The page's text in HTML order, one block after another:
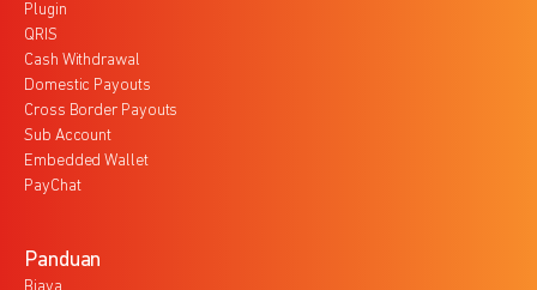
Plugin
QRIS
Cash Withdrawal
Domestic Payouts
Cross Border Payouts
Sub Account
Embedded Wallet
PayChat
Panduan